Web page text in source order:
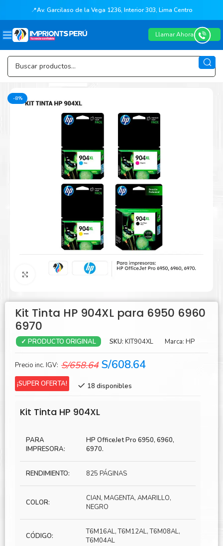
📍Av. Garcilaso de la Vega 1236, Interior 303, Lima Centro
Llamar Ahora
-8%
Agrandar
Kit Tinta HP 904XL para 6950 6960
6970
✓ PRODUCTO ORIGINAL SKU: KIT904XL Marca: HP
Precio inc. IGV: S/658.64 El
original
S/608.64El
¡SUPER OFERTA! 18 disponibles
Kit Tinta HP 904XL
PARA
IMPRESORA:
HP OfficeJet Pro 6950, 6960,
6970.
RENDIMIENTO: 825 PÁGINAS
COLOR:
CIAN, MAGENTA, AMARILLO,
NEGRO
CÓDIGO:
T6M16AL, T6M12AL, T6M08AL,
T6M04AL